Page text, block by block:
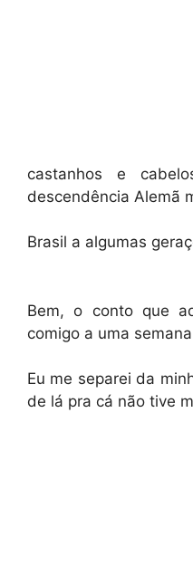
castanhos e
descendência Alemã
Brasil a algumas
Bem, o conto que
comigo a uma
Eu me separei da
de lá pra cá não tive